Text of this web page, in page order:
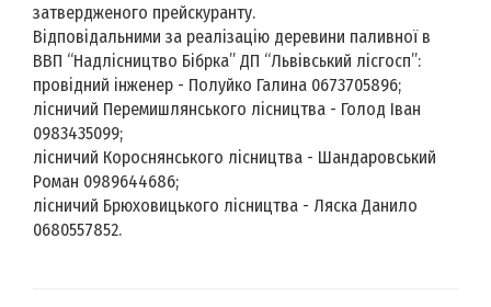
затвердженого прейскуранту.
Відповідальними за реалізацію деревини паливної в
ВВП “Надлісництво Бібрка” ДП “Львівський лісгосп”:
провідний інженер - Полуйко Галина 0673705896;
лісничий Перемишлянського лісництва - Голод Іван
0983435099;
лісничий Короснянського лісництва - Шандаровський
Роман 0989644686;
лісничий Брюховицького лісництва - Ляска Данило
0680557852.